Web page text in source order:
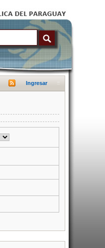
Ingresar